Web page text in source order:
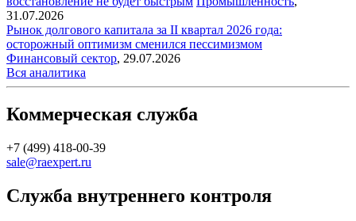
31.07.2026
Рынок долгового капитала за II квартал 2026 года:
осторожный оптимизм сменился пессимизмом
Финансовый сектор, 29.07.2026
Вся аналитика
Коммерческая служба
+7 (499) 418-00-39
sale@raexpert.ru
Служба внутреннего контроля